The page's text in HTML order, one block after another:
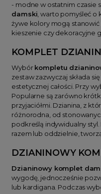
- modne w ostatnim czasie
damski, warto pomyśleć o
żywe kolory mogą
kieszenie czy dekoracyjne
KOMPLET
Wybórkompletu
zestaw zazwyczaj składa
estetycznej całości. Przy
Popularne są zarówno
przyjaciółmi. Dzianina, z
różnorodna, od
podkreślą indywidualny styl.
razem lub oddzielnie,
DZIANINOWY
Dzianinowy komplet
wygodę, jednocześnie
lub kardigana. Podczas